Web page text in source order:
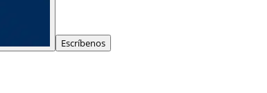
Escríbenos